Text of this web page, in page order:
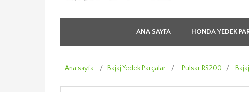
ANA SAYFA HONDA YEDEK
Ana sayfa / Bajaj Yedek Parçaları / Pulsar RS200 /